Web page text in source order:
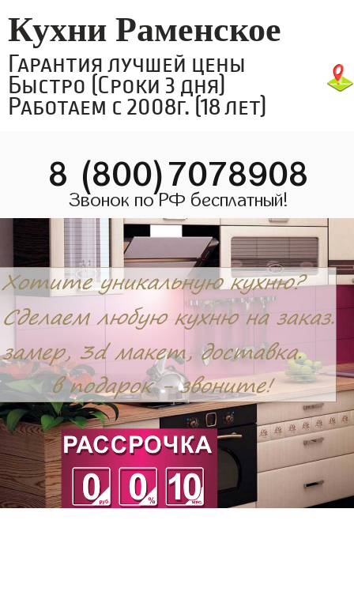
Кухни Раменское
Гарантия лучшей цены
Быстро (Сроки 3 дня)
Работаем с 2008г. (18 лет)
8 (800)7078908
Звонок по РФ бесплатный!